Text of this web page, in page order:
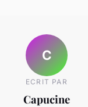
C
ECRIT PAR
Capucine